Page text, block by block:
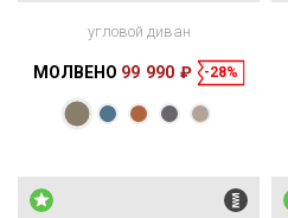
Размеры
256 × 127 × 69
место
200 × 140 см
угловой диван
МОЛВЕНО 99 990 ₽ -28%